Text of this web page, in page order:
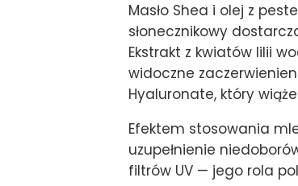
Masło Shea i olej z
słonecznikowy
Ekstrakt z kwiatów lilii
widoczne
Hyaluronate, który
Efektem stosowania
uzupełnienie
filtrów UV — jego rola